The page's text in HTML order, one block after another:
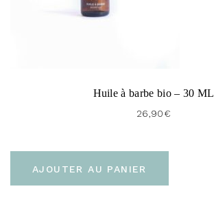
Huile à barbe bio – 30 ML
26,90€
AJOUTER AU PANIER